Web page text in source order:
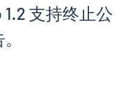
支持终止公